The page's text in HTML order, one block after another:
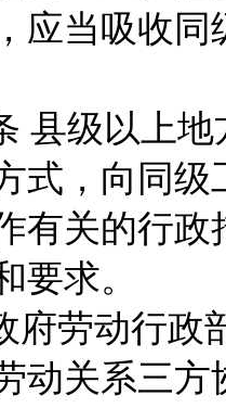
应当吸收
县级以上
式，向同
有关的行
要求。
府劳动行政
动关系三